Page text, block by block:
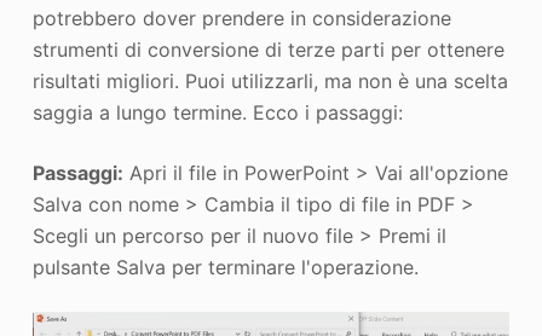
potrebbero dover prendere in considerazione
strumenti di conversione di terze parti per ottenere
risultati migliori. Puoi utilizzarli, ma non è una scelta
saggia a lungo termine. Ecco i passaggi:
Passaggi: Apri il file in PowerPoint > Vai all'opzione
Salva con nome > Cambia il tipo di file in PDF >
Scegli un percorso per il nuovo file > Premi il
pulsante Salva per terminare l'operazione.